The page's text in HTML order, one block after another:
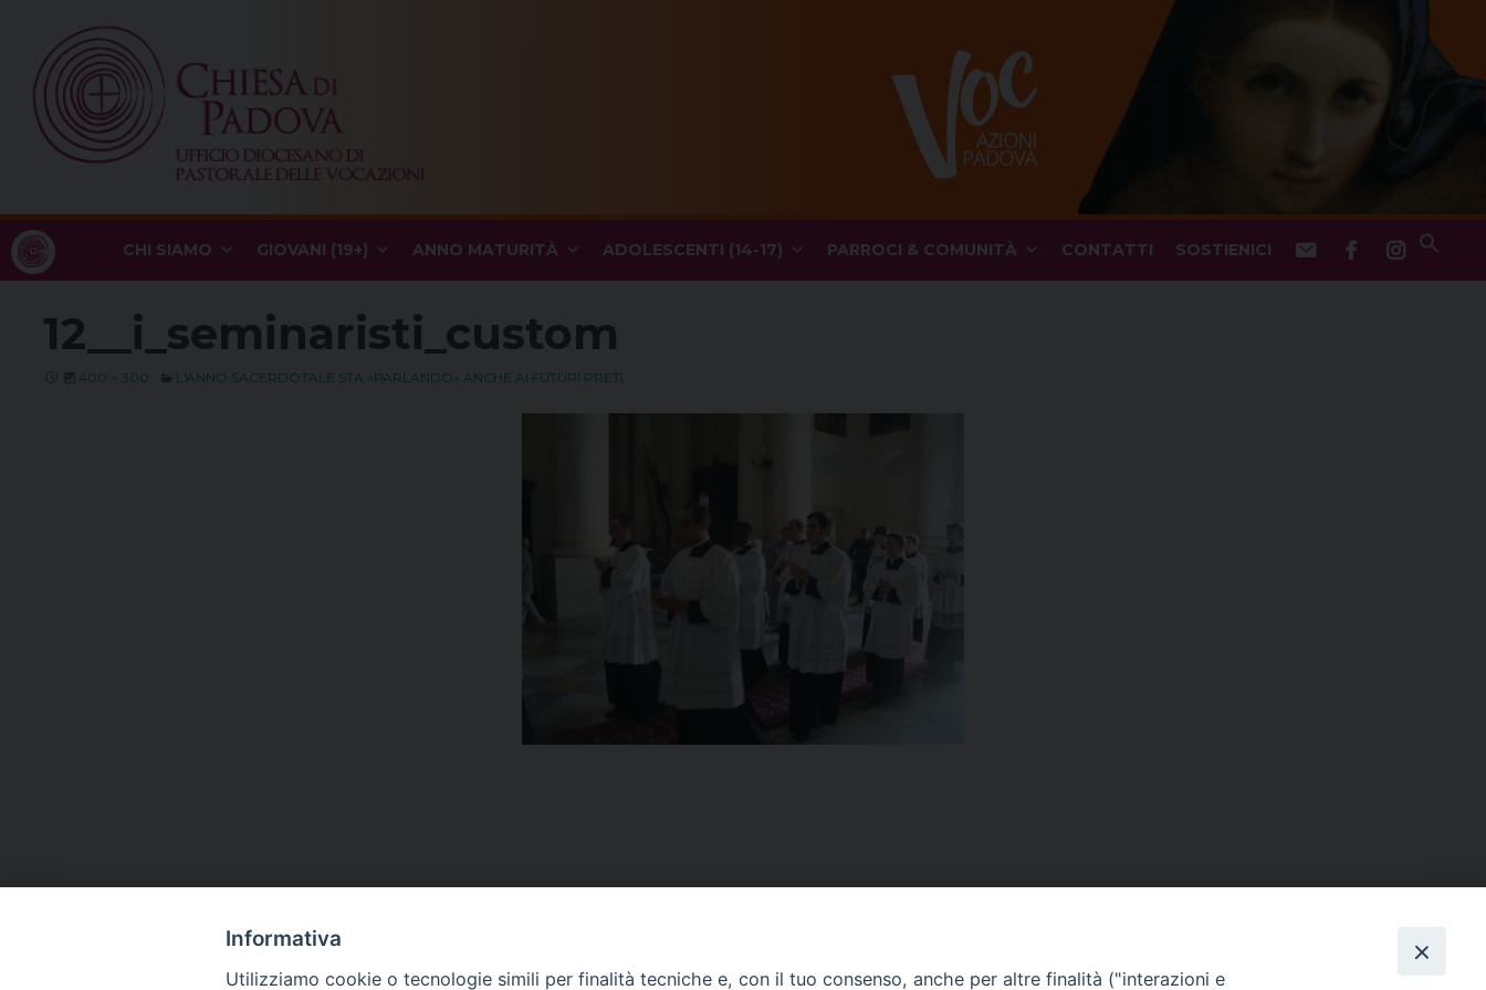
content
CHI SIAMO GIOVANI (19+) ANNO MATURITÀ ADOLESCENTI (14-17) PARROCI & COMUNITÀ CONTATTI SOSTIENICI
12__i_seminaristi_custom
400 × 300 L'ANNO SACERDOTALE STA «PARLANDO» ANCHE AI FUTURI PRETI
CONTATTI
Informativa
Utilizziamo cookie o tecnologie simili per finalità tecniche e, con il tuo consenso, anche per altre finalità ("interazioni e